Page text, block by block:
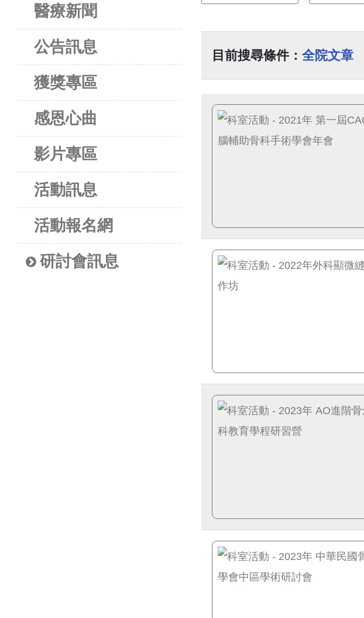
醫療新聞
公告訊息
獲獎專區
感恩心曲
影片專區
活動訊息
活動報名網
研討會訊息
目前搜尋條件： 全院文章